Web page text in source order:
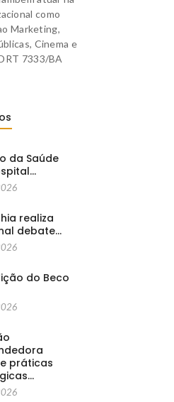
como
Marketing,
Cinema e
7333/BA
da Saúde
realiza
debate…
do Beco
práticas